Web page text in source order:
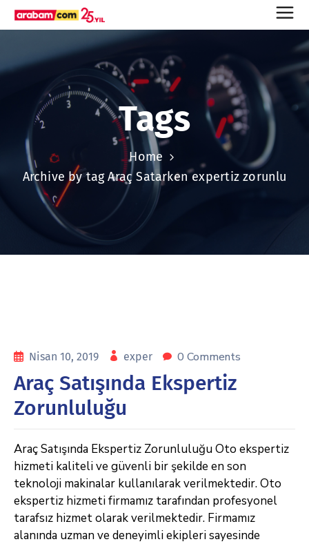
Tags
Home
Archive by tag Araç Satarken expertiz zorunlu
Nisan 10, 2019 exper 0 Comments
Araç Satışında Ekspertiz
Zorunluluğu
Araç Satışında Ekspertiz Zorunluluğu Oto ekspertiz
hizmeti kaliteli ve güvenli bir şekilde en son
teknoloji makinalar kullanılarak verilmektedir. Oto
ekspertiz hizmeti firmamız tarafından profesyonel
tarafsız hizmet olarak verilmektedir. Firmamız
alanında uzman ve deneyimli ekipleri sayesinde